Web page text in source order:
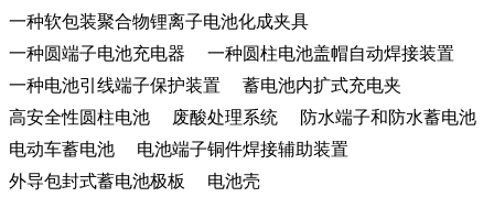
一种软包装聚合物锂离子电池化成夹具
一种圆端子电池充电器
一种圆柱电池盖帽自动焊接装置
一种电池引线端子保护装置
蓄电池内扩式充电夹
高安全性圆柱电池
废酸处理系统
防水端子和防水蓄电池
电动车蓄电池
电池端子铜件焊接辅助装置
外导包封式蓄电池极板
电池壳